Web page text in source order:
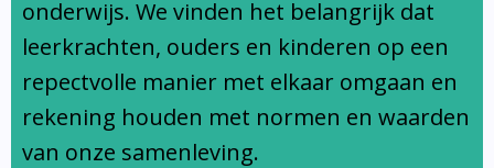
onderwijs. We vinden het belangrijk dat
leerkrachten, ouders en kinderen op een
repectvolle manier met elkaar omgaan en
rekening houden met normen en waarden
van onze samenleving.